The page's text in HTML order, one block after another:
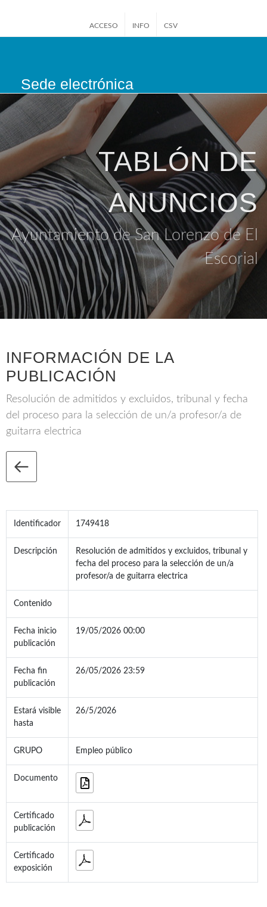
ACCESO INFO CSV
Sede electrónica
San Lorenzo de El
Escorial
TABLÓN DE
ANUNCIOS
Ayuntamiento de San Lorenzo de El
Escorial
INFORMACIÓN DE LA
PUBLICACIÓN
Resolución de admitidos y excluidos, tribunal y fecha
del proceso para la selección de un/a profesor/a de
guitarra electrica
Identificador 1749418
Descripción
Resolución de admitidos y excluidos, tribunal y
fecha del proceso para la selección de un/a
profesor/a de guitarra electrica
Contenido
Fecha inicio
publicación
19/05/2026 00:00
Fecha fin
publicación
26/05/2026 23:59
Estará visible
hasta
26/5/2026
GRUPO Empleo público
Documento
Certificado
publicación
Certificado
exposición